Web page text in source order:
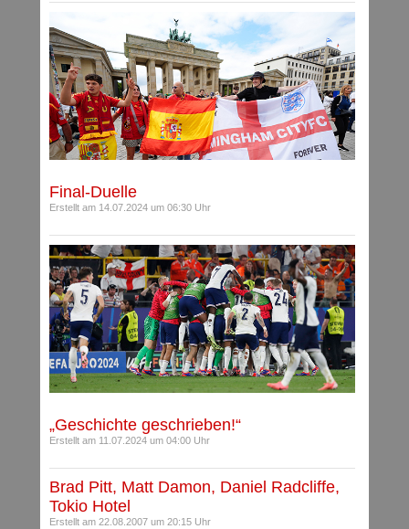
Final-Duelle
Erstellt am 14.07.2024 um 06:30 Uhr
„Geschichte geschrieben!“
Erstellt am 11.07.2024 um 04:00 Uhr
Brad Pitt, Matt Damon, Daniel Radcliffe,
Tokio Hotel
Erstellt am 22.08.2007 um 20:15 Uhr